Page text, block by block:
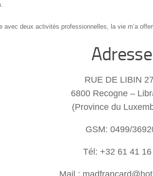
avec deux activités professionnelles, la vie m’a
RUE DE LIBIN
6800 Recogne –
(Province du
GSM: 0499/
Tél: +32 61 41 16
Mail :